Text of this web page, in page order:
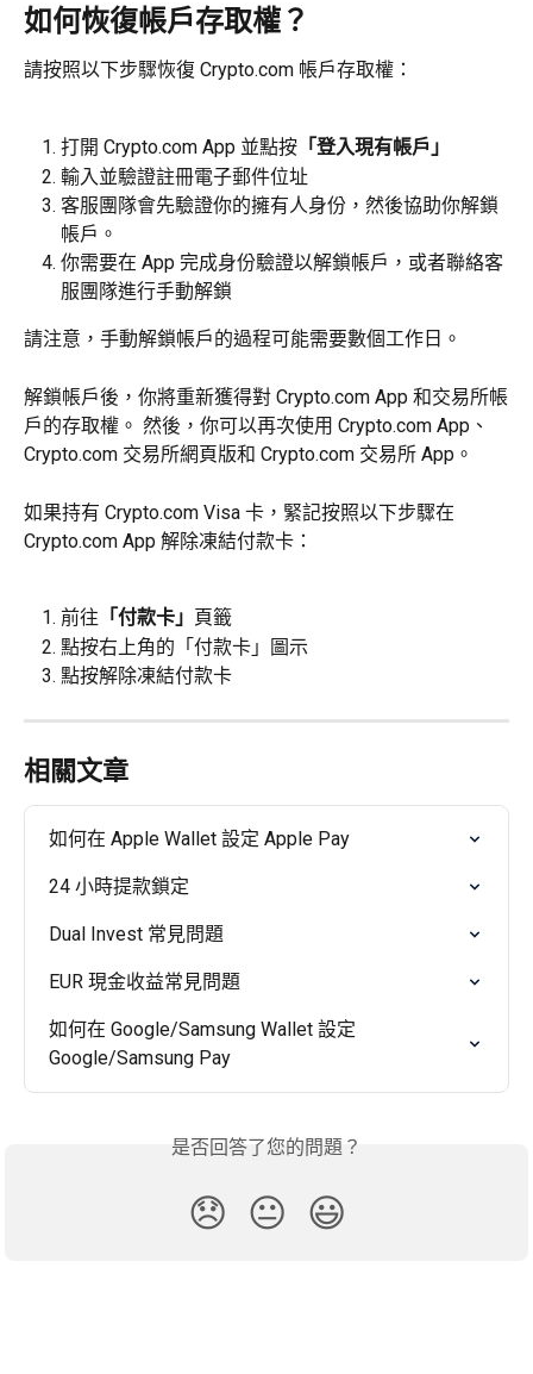
如何恢復帳戶存取權？
請按照以下步驟恢復 Crypto.com 帳戶存取權：
打開 Crypto.com App 並點按 「登入現有帳戶」
輸入並驗證註冊電子郵件位址
客服團隊會先驗證你的擁有人身份，然後協助你解鎖
帳戶。
你需要在 App 完成身份驗證以解鎖帳戶，或者聯絡客
服團隊進行手動解鎖
請注意，手動解鎖帳戶的過程可能需要數個工作日。
解鎖帳戶後，你將重新獲得對 Crypto.com App 和交易所帳
戶的存取權。 然後，你可以再次使用 Crypto.com App、
Crypto.com 交易所網頁版和 Crypto.com 交易所 App。
如果持有 Crypto.com Visa 卡，緊記按照以下步驟在
Crypto.com App 解除凍結付款卡：
前往 「付款卡」 頁籤
點按右上角的「付款卡」圖示
點按解除凍結付款卡
相關文章
如何在 Apple Wallet 設定 Apple Pay
24 小時提款鎖定
Dual Invest 常見問題
EUR 現金收益常見問題
如何在 Google/Samsung Wallet 設定
Google/Samsung Pay
是否回答了您的問題？
😞 😐 😃